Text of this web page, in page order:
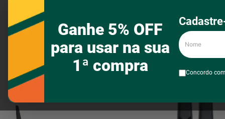
Ganhe 5% OFF
para usar na sua
1ª compra
Nome
Concordo
ar e ventilação